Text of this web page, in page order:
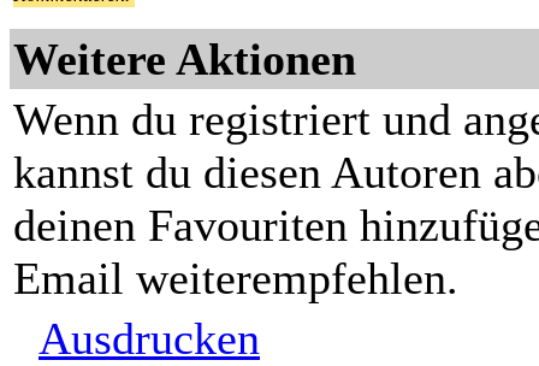
Weitere Aktionen
Wenn du registriert und
kannst du diesen Autoren
deinen Favouriten
Email weiterempfehlen.
Ausdrucken